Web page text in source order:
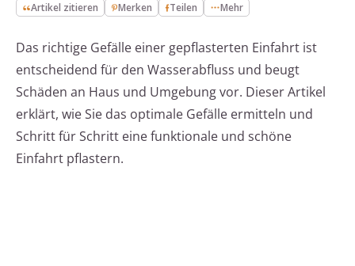
Artikel zitieren Merken Teilen Mehr
Das richtige Gefälle einer gepflasterten Einfahrt ist
entscheidend für den Wasserabfluss und beugt
Schäden an Haus und Umgebung vor. Dieser Artikel
erklärt, wie Sie das optimale Gefälle ermitteln und
Schritt für Schritt eine funktionale und schöne
Einfahrt pflastern.